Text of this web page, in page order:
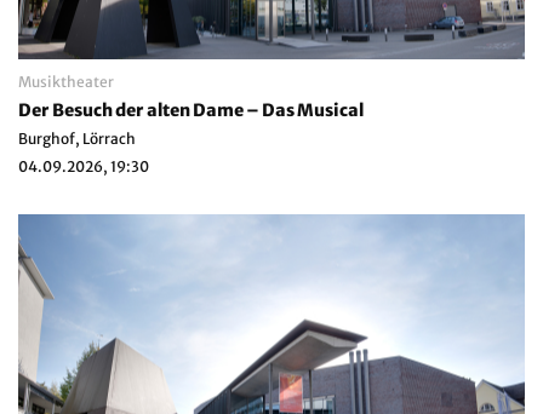
Musiktheater
Der Besuch der alten Dame – Das Musical
Burghof, Lörrach
04.09.2026, 19:30